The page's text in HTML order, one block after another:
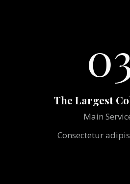
The Largest
Main
Consectetur